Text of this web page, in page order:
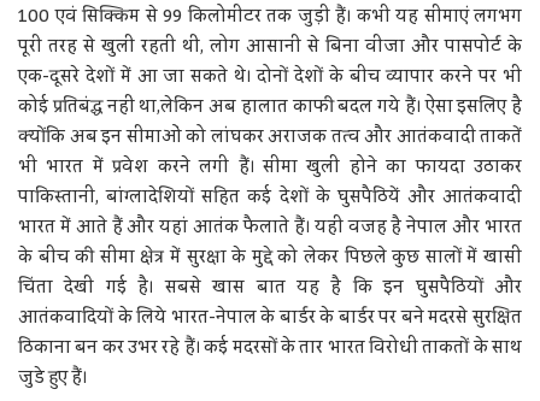
100 एवं सिक्किम से 99 किलोमीटर तक जुड़ी हैं। कभी यह सीमाएं लगभग
पूरी तरह से खुली रहती थीं, लोग आसानी से बिना वीजा और पासपोर्ट के
एक-दूसरे देशों में आ जा सकते थे। दोनों देशों के बीच व्यापार करने पर भी
कोई प्रतिबंद्ध नहीं था,लेकिन अब हालात काफी बदल गये हैं। ऐसा इसलिए है
क्योंकि अब इन सीमाओं को लांघकर अराजक तत्व और आतंकवादी ताकतें
भी भारत में प्रवेश करने लगी हैं। सीमा खुली होने का फायदा उठाकर
पाकिस्तानी, बांग्लादेशियों सहित कई देशों के घुसपैठियें और आतंकवादी
भारत में आते हैं और यहां आतंक फैलाते हैं। यही वजह है नेपाल और भारत
के बीच की सीमा क्षेत्र में सुरक्षा के मुद्दे को लेकर पिछले कुछ सालों में खासी
चिंता देखी गई है। सबसे खास बात यह है कि इन घुसपैठियों और
आतंकवादियों के लिये भारत-नेपाल के बार्डर के बार्डर पर बने मदरसे सुरक्षित
ठिकाना बन कर उभर रहे हैं। कई मदरसों के तार भारत विरोधी ताकतों के साथ
जुडे हुए हैं।